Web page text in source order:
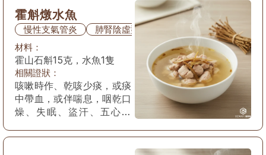
霍斛燉水魚
慢性支氣管炎
肺腎陰虛型
材料：
霍山石斛15克，水魚1隻
相關證狀：
咳嗽時作、乾咳少痰，或痰
中帶血，或伴喘息，咽乾口
燥、失眠、盜汗、五心煩
紅，苔少，脈細數弱。